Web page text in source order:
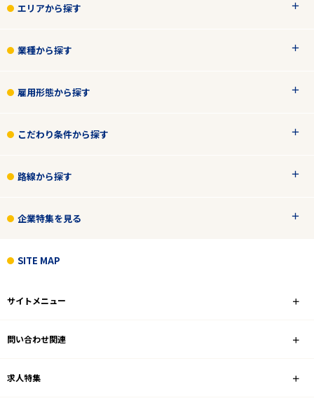
エリアから探す
業種から探す
雇用形態から探す
こだわり条件から探す
路線から探す
企業特集を見る
SITE MAP
サイトメニュー
問い合わせ関連
求人特集